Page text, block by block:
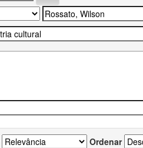
Ordenar